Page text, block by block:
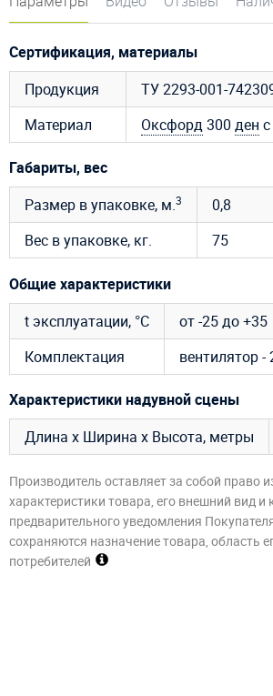
Сертификация, материалы
Продукция
ТУ 2293-001-
Материал
Оксфорд300 ден с
Габариты, вес
Размер в упаковке, м.3
0,8
Вес в упаковке, кг.
75
Общие характеристики
t эксплуатации, °C
от -25 до +35
Комплектация
вентилятор
Характеристики надувной сцены
Длина х Ширина х Высота, метры
Производитель оставляет за собой право
характеристики товара, его внешний вид и
предварительного уведомления
сохраняются назначение товара, область
потребителей